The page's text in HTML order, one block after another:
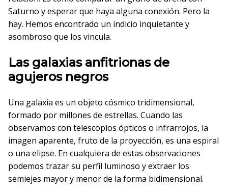
Saturno y esperar que haya alguna conexión. Pero la
hay. Hemos encontrado un indicio inquietante y
asombroso que los vincula.
Las galaxias anfitrionas de
agujeros negros
Una galaxia es un objeto cósmico tridimensional,
formado por millones de estrellas. Cuando las
observamos con telescopios ópticos o infrarrojos, la
imagen aparente, fruto de la proyección, es una espiral
o una elipse. En cualquiera de estas observaciones
podemos trazar su perfil luminoso y extraer los
semiejes mayor y menor de la forma bidimensional.